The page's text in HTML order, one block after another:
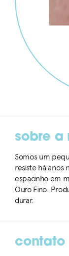
sobre a
Somos um
resiste há anos
espacinho em
Ouro Fino.
durar.
contato